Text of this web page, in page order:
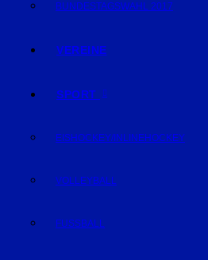
BUNDESTAGSWAHL 2017
VEREINE
SPORT
EISHOCKEY/INLINEHOCKEY
VOLLEYBALL
FUSSBALL